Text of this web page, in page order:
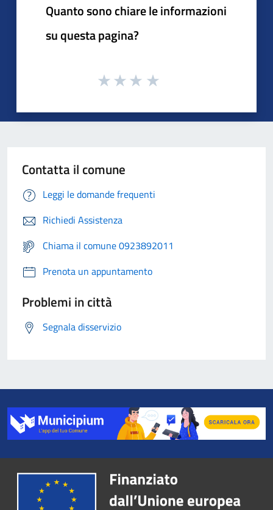
Quanto sono chiare le informazioni
su questa pagina?
Contatta il comune
Leggi le domande frequenti
Richiedi Assistenza
Chiama il comune 0923892011
Prenota un appuntamento
Problemi in città
Segnala disservizio